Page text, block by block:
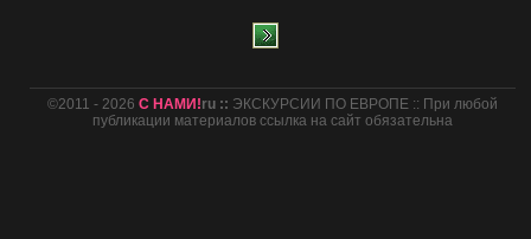
©2011 - 2026 С НАМИ!ru :: ЭКСКУРСИИ ПО ЕВРОПЕ :: При любой
публикации материалов ссылка на сайт обязательна